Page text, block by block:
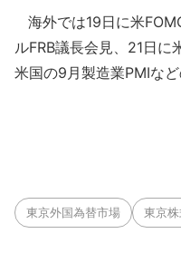
海外では19日に米
ルFRB議長会見、21日
米国の9月製造業PMIな
東京外国為替市場 東京